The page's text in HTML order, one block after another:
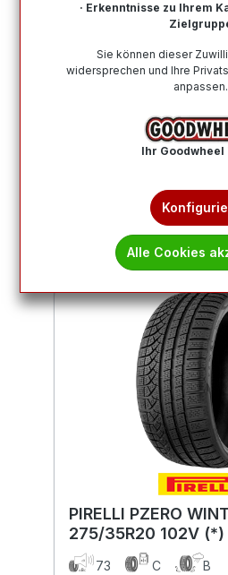
Versand, Kompetenter Support
Reifenprofis & Kauf auf
Wie finde ich meine
Produkte
2
PIRELLI PZERO
275/35R20 102V (*)
BSW
73 C
B
· Erkenntnisse zu Ihrem
Sie können dieser
widersprechen und Ihre
anpassen.
Ihr Goodwheel
Alle Cookies